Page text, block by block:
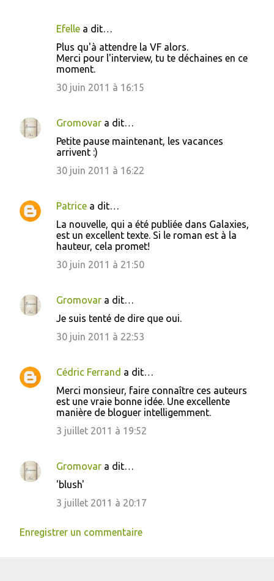
n
t
e
Efelle a dit…
Plus qu'à attendre la VF alors.
Merci pour l'interview, tu te déchaines en ce
moment.
30 juin 2011 à 16:15
Gromovar a dit…
Petite pause maintenant, les vacances
arrivent :)
30 juin 2011 à 16:22
Patrice a dit…
La nouvelle, qui a été publiée dans Galaxies,
est un excellent texte. Si le roman est à la
hauteur, cela promet!
30 juin 2011 à 21:50
Gromovar a dit…
Je suis tenté de dire que oui.
30 juin 2011 à 22:53
Cédric Ferrand a dit…
Merci monsieur, faire connaître ces auteurs
est une vraie bonne idée. Une excellente
manière de bloguer intelligemment.
3 juillet 2011 à 19:52
Gromovar a dit…
'blush'
3 juillet 2011 à 20:17
Enregistrer un commentaire